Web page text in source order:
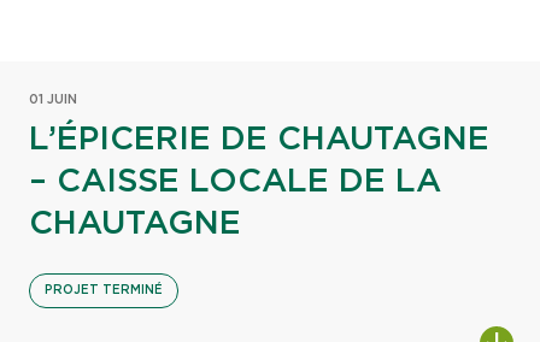
01 JUIN
L’ÉPICERIE DE CHAUTAGNE
– CAISSE LOCALE DE LA
CHAUTAGNE
PROJET TERMINÉ